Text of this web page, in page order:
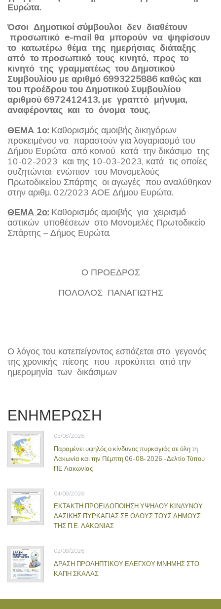
Ευρώτα.
Όσοι Δημοτικοί σύμβουλοι δεν διαθέτουν
προσωπικό e-mail θα μπορούν να ψηφίσουν
το κατωτέρω θέμα της ημερήσιας διάταξης
από το προσωπικό τους κινητό, προς το
κινητό της γραμματέως του Δημοτικού
Συμβουλίου με αριθμό 6993225886 καθώς και
του προέδρου του Δημοτικού Συμβουλίου
αριθμού 6972412413, με γραπτό μήνυμα,
αναφέροντας και το όνομα τους.
ΘΕΜΑ 1ο: Καθορισμός αμοιβής δικηγόρων
προκειμένου να παραστούν για λογαριασμό του
Δήμου Ευρώτα από κοινού κατά την δικάσιμο της
10-02-2023 και της 10-03-2023, κατά τις οποίες
συζητώνται ενώπιον του Μονομελούς
Πρωτοδικείου Σπάρτης οι αγωγές που αναλύθηκαν
στην αριθμ. 02/2023 ΑΟΕ Δήμου Ευρώτα.
ΘΕΜΑ 2ο: Καθορισμός αμοιβής για χειρισμό
αστικών υποθέσεων στο Μονομελές Πρωτοδικείο
Σπάρτης – Δήμος Ευρώτα.
Ο ΠΡΟΕΔΡΟΣ
ΠΟΛΟΛΟΣ ΠΑΝΑΓΙΩΤΗΣ
Ο λόγος του κατεπείγοντος εστιάζεται στο γεγονός
της χρονικής πίεσης που προκύπτει από την
ημερομηνία των δικάσιμων
ΕΝΗΜΕΡΩΣΗ
05/08/2026
Παραμένει υψηλός ο κίνδυνος πυρκαγιάς σε όλη τη
Λακωνία και την Πέμπτη 06-08-2026 -Δελτίο Τύπου
ΠΕ Λακωνίας
04/08/2026
ΕΚΤΑΚΤΗ ΠΡΟΕΙΔΟΠΟΙΗΣΗ ΥΨΗΛΟΥ ΚΙΝΔΥΝΟΥ
ΔΑΣΙΚΗΣ ΠΥΡΚΑΓΙΑΣ ΣΕ ΟΛΟΥΣ ΤΟΥΣ ΔΗΜΟΥΣ
ΤΗΣ Π.Ε. ΛΑΚΩΝΙΑΣ
02/08/2026
ΔΡΑΣΗ ΠΡΟΛΗΠΤΙΚΟΥ ΕΛΕΓΧΟΥ ΜΝΗΜΗΣ ΣΤΟ
ΚΑΠΗ ΣΚΑΛΑΣ